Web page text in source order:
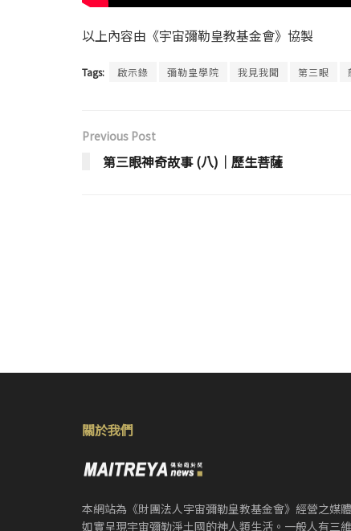
以上內容由《宇宙彌勒皇教基金會》協製
Tags: 啟示錄 彌勒皇學院 我見我聞 第三眼
Previous Post
第三眼神奇故事 (八)│歷生菩薩
關於我們
本網站為《財團法人宇宙彌勒皇教基金會》經營之媒體
如實呈現宇宙彌勒淨土國的神人類生活。一般人有三